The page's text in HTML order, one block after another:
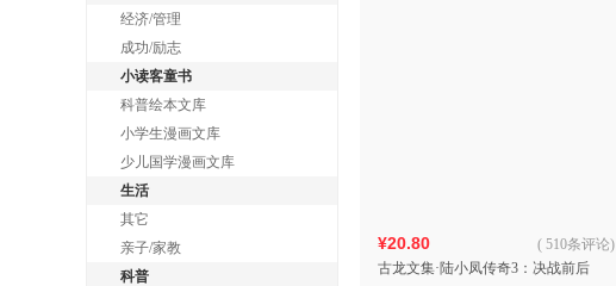
经济/管理
成功/励志
小读客童书
科普绘本文库
小学生漫画文库
少儿国学漫画文库
生活
其它
亲子/家教
科普
¥20.80
古龙文集·陆小凤传奇3：决战前后
( 510条评论)